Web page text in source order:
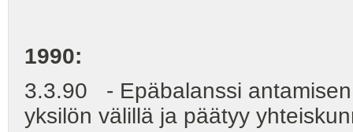
1990:
3.3.90 - Epäbalanssi
yksilön välillä ja päätyy